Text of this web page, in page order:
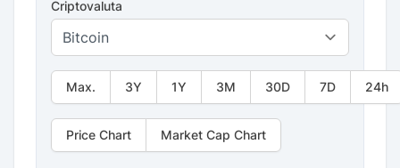
Criptovaluta
Max. 3Y 1Y 3M 30D 7D 24h
Price Chart Market Cap Chart